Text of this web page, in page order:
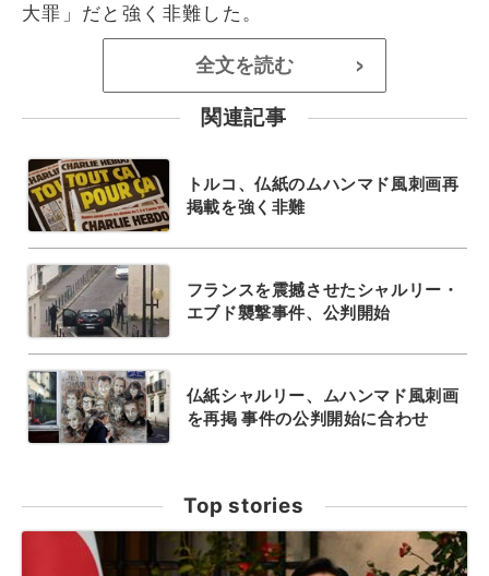
大罪」だと強く非難した。
全文を読む >
関連記事
トルコ、仏紙のムハンマド風刺画再
掲載を強く非難
フランスを震撼させたシャルリー・
エブド襲撃事件、公判開始
仏紙シャルリー、ムハンマド風刺画
を再掲 事件の公判開始に合わせ
Top stories